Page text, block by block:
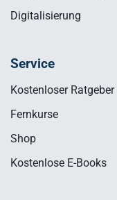
Digitalisierung
Service
Kostenloser Ratgeber
Fernkurse
Shop
Kostenlose E-Books